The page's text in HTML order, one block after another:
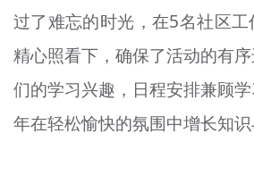
专题
资料库
过了难忘的时光，在5名社区
精心照看下，确保了活动的有
们的学习兴趣，日程安排兼顾
年在轻松愉快的氛围中增长知识